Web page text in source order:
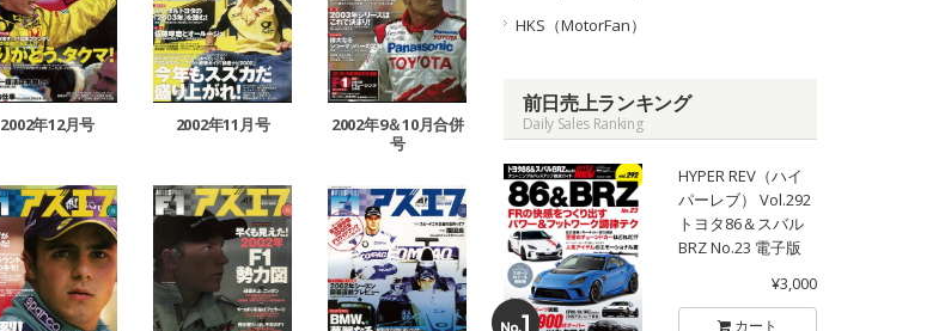
2002年12月号 2002年11月号
2002年9＆10月合併
号
HKS（MotorFan）
前日売上ランキング
Daily Sales Ranking
HYPER REV（ハイ
パーレブ） Vol.292
トヨタ86＆スバル
BRZ No.23 電子版
¥3,000
カート